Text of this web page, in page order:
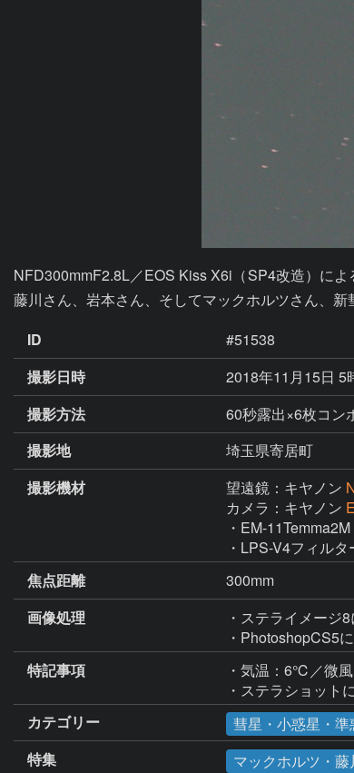
NFD300mmF2.8L／EOS Kiss X6i（SP4改造）に
藤川さん、岩本さん、そしてマックホルツさん、新
ID
#51538
撮影日時
2018年11月15日 5
撮影方法
60秒露出×6枚コン
撮影地
埼玉県寄居町
撮影機材
望遠鏡：キヤノン
カメラ：キヤノン
・EM-11Temma2M
・LPS-V4フィルタ
焦点距離
300mm
画像処理
・ステライメージ
・PhotoshopCS5
特記事項
・気温：6℃／微風
・ステラショット
カテゴリー
彗星・小惑星・準
特集
マックホルツ・藤